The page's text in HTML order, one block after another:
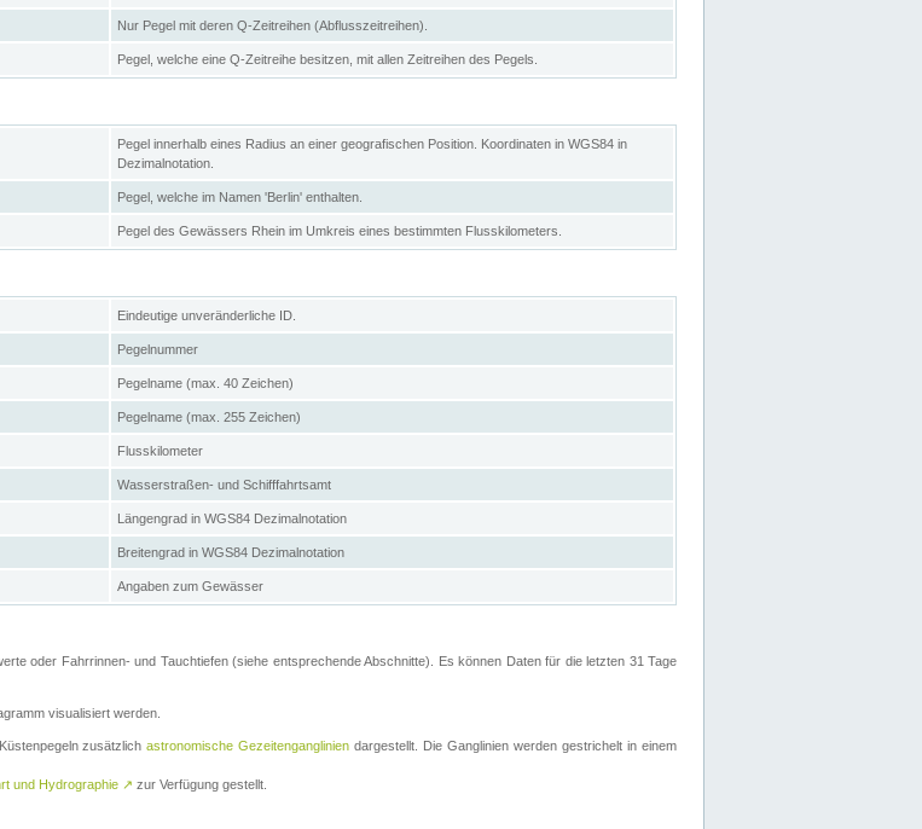
Nur Pegel mit deren Q-Zeitreihen (Abflusszeitreihen).
Pegel, welche eine Q-Zeitreihe besitzen, mit allen Zeitreihen des Pegels.
Pegel innerhalb eines Radius an einer geografischen Position. Koordinaten in WGS84 in
Dezimalnotation.
Pegel, welche im Namen 'Berlin' enthalten.
Pegel des Gewässers Rhein im Umkreis eines bestimmten Flusskilometers.
Eindeutige unveränderliche ID.
Pegelnummer
Pegelname (max. 40 Zeichen)
Pegelname (max. 255 Zeichen)
Flusskilometer
Wasserstraßen- und Schifffahrtsamt
Längengrad in WGS84 Dezimalnotation
Breitengrad in WGS84 Dezimalnotation
Angaben zum Gewässer
oder Fahrrinnen- und Tauchtiefen (siehe entsprechende Abschnitte). Es können Daten für die letzten 31 Tage
visualisiert werden.
zusätzlichastronomische Gezeitenganglinien dargestellt. Die Ganglinien werden gestrichelt in einem
und Hydrographie ↗ zur Verfügung gestellt.